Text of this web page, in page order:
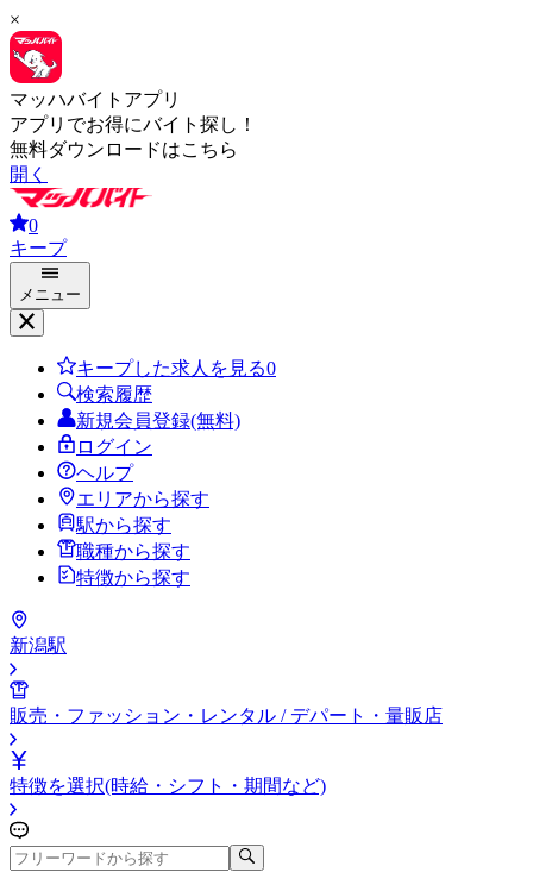
×
マッハバイトアプリ
アプリでお得にバイト探し！
無料ダウンロードはこちら
開く
0
キープ
メニュー
キープした求人を見る0
検索履歴
新規会員登録(無料)
ログイン
ヘルプ
エリアから探す
駅から探す
職種から探す
特徴から探す
新潟駅
販売・ファッション・レンタル / デパート・量販店
特徴を選択(時給・シフト・期間など)